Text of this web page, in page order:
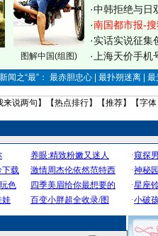
图解中国(组图)
·中韩拒绝与日
·南国都市报-
·实话实说征集
· 上海天价手
闻之“最”： 最赤胆忠心 | 最扑朔迷离 |
来说两句 】【热点排行】【推荐】【字体